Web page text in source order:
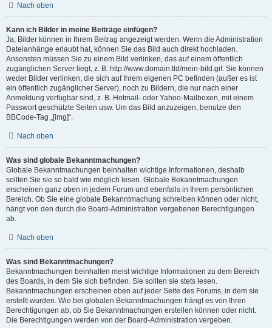
Nach oben
Kann ich Bilder in meine Beiträge einfügen?
Ja, Bilder können in Ihrem Beitrag angezeigt werden. Wenn die Administration
Dateianhänge erlaubt hat, können Sie das Bild auch direkt hochladen.
Ansonsten müssen Sie zu einem Bild verlinken, das auf einem öffentlich
zugänglichen Server liegt, z. B. http://www.domain.tld/mein-bild.gif. Sie können
weder Bilder verlinken, die sich auf Ihrem eigenen PC befinden (außer es ist
ein öffentlich zugänglicher Server), noch zu Bildern, die nur nach einer
Anmeldung verfügbar sind, z. B. Hotmail- oder Yahoo-Mailboxen, mit einem
Passwort geschützte Seiten usw. Um das Bild anzuzeigen, benutze den
BBCode-Tag „[img]“.
Nach oben
Was sind globale Bekanntmachungen?
Globale Bekanntmachungen beinhalten wichtige Informationen, deshalb
sollten Sie sie so bald wie möglich lesen. Globale Bekanntmachungen
erscheinen ganz oben in jedem Forum und ebenfalls in Ihrem persönlichen
Bereich. Ob Sie eine globale Bekanntmachung schreiben können oder nicht,
hängt von den durch die Board-Administration vergebenen Berechtigungen
ab.
Nach oben
Was sind Bekanntmachungen?
Bekanntmachungen beinhalten meist wichtige Informationen zu dem Bereich
des Boards, in dem Sie sich befinden. Sie sollten sie stets lesen.
Bekanntmachungen erscheinen oben auf jeder Seite des Forums, in dem sie
erstellt wurden. Wie bei globalen Bekanntmachungen hängt es von Ihren
Berechtigungen ab, ob Sie Bekanntmachungen erstellen können oder nicht.
Die Berechtigungen werden von der Board-Administration vergeben.